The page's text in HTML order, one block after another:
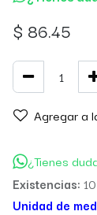
$ 86.45
Agregar a
¿Tienes
Existencias: 10
Unidad de